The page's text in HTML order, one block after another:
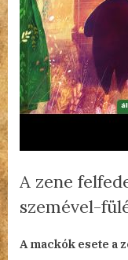
A zene
szemével-
on
A mackók esete a